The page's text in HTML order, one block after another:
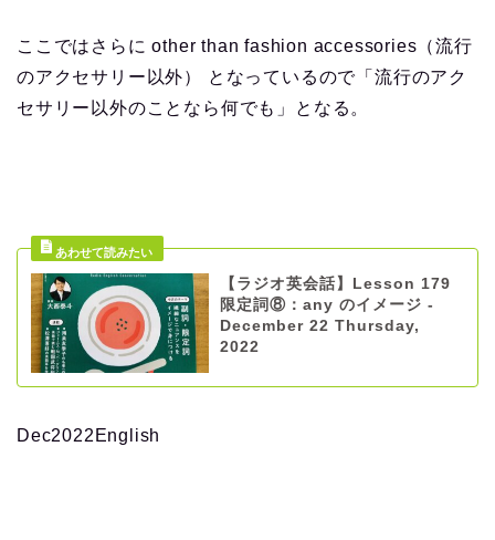
ここではさらに other than fashion accessories（流行
のアクセサリー以外） となっているので「流行のアク
セサリー以外のことなら何でも」となる。
【ラジオ英会話】Lesson 179
限定詞⑧：any のイメージ -
December 22 Thursday,
2022
Dec2022English